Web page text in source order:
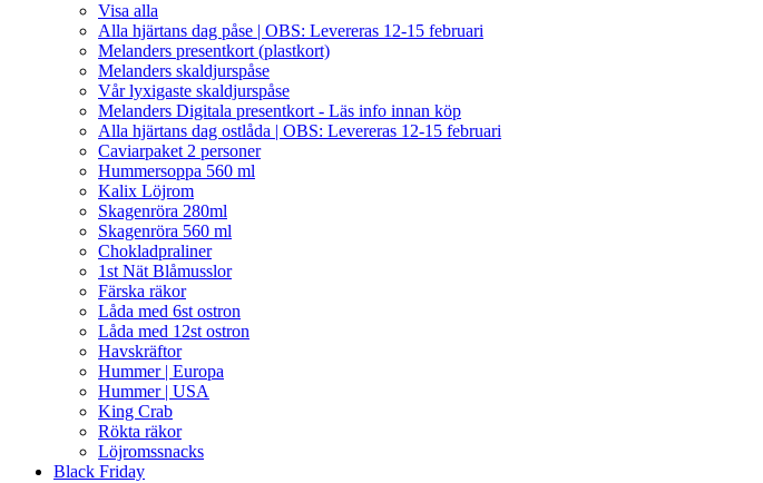
Visa alla
Alla hjärtans dag påse | OBS: Levereras 12-15 februari
Melanders presentkort (plastkort)
Melanders skaldjurspåse
Vår lyxigaste skaldjurspåse
Melanders Digitala presentkort - Läs info innan köp
Alla hjärtans dag ostlåda | OBS: Levereras 12-15 februari
Caviarpaket 2 personer
Hummersoppa 560 ml
Kalix Löjrom
Skagenröra 280ml
Skagenröra 560 ml
Chokladpraliner
1st Nät Blåmusslor
Färska räkor
Låda med 6st ostron
Låda med 12st ostron
Havskräftor
Hummer | Europa
Hummer | USA
King Crab
Rökta räkor
Löjromssnacks
Black Friday